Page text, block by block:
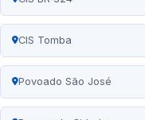
CIS Tomba
Povoado São José